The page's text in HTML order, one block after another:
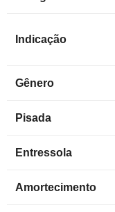
Indicação
Gênero
Pisada
Entressola
Amortecimento